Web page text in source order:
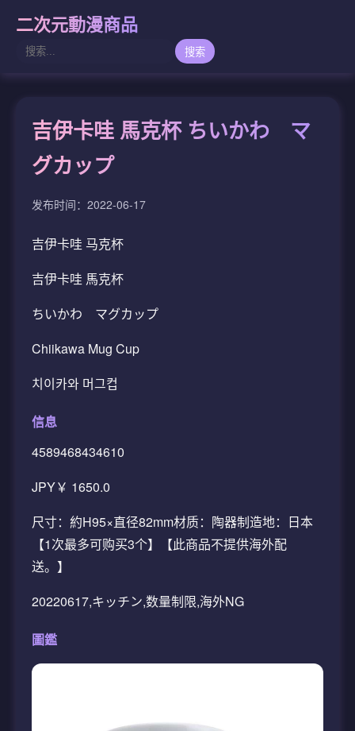
二次元動漫商品
搜索
吉伊卡哇 馬克杯 ちいかわ マ
グカップ
发布时间：2022-06-17
吉伊卡哇 马克杯
吉伊卡哇 馬克杯
ちいかわ マグカップ
Chiikawa Mug Cup
치이카와 머그컵
信息
4589468434610
JPY￥ 1650.0
尺寸：約H95×直径82mm材质：陶器制造地：日本
【1次最多可购买3个】【此商品不提供海外配
送。】
20220617,キッチン,数量制限,海外NG
圖鑑